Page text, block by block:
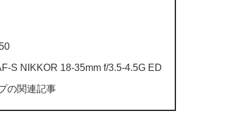
S NIKKOR 18-35mm f/3.5-4.5G ED
の関連記事